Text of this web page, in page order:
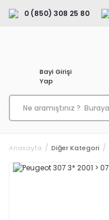
0 (850) 308 25 80
Bayi Girişi
Yap
Anasayfa Diğer Kategori